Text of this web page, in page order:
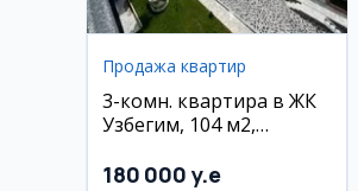
Продажа квартир
3-комн. квартира в ЖК
Узбегим, 104 м2,
180 000 y.e